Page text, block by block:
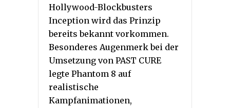
Hollywood-Blockbusters
Inception wird das Prinzip
bereits bekannt vorkommen.
Besonderes Augenmerk bei der
Umsetzung von PAST CURE
legte Phantom 8 auf
realistische
Kampfanimationen,